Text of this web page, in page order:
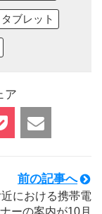
タブレット
ア
前の記事へ
における携帯電
ーの案内が10月